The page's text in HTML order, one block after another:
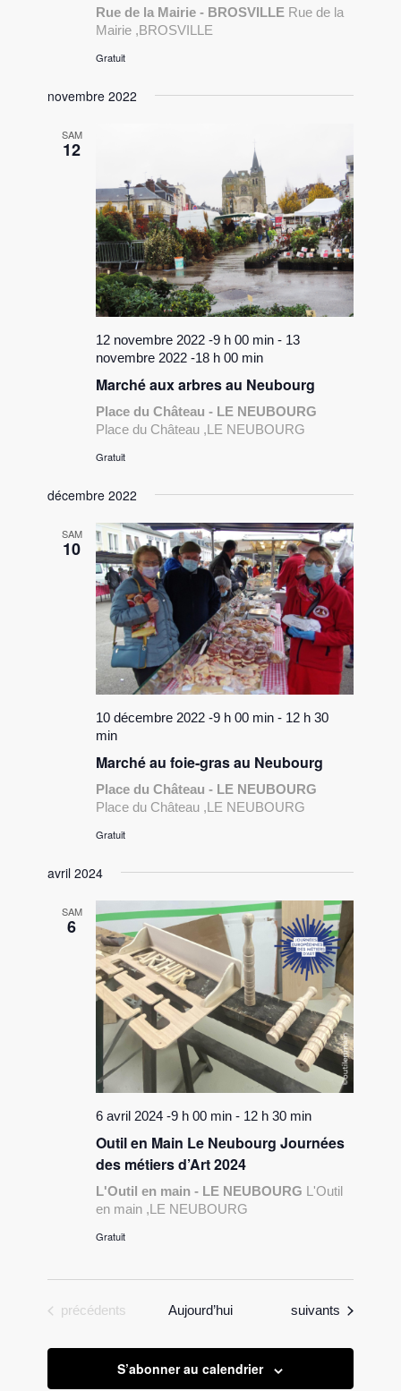
Rue de la Mairie - BROSVILLE Rue de la
Mairie ,BROSVILLE
Gratuit
novembre 2022
SAM
12
12 novembre 2022 -9 h 00 min - 13
novembre 2022 -18 h 00 min
Marché aux arbres au Neubourg
Place du Château - LE NEUBOURG
Place du Château ,LE NEUBOURG
Gratuit
décembre 2022
SAM
10
10 décembre 2022 -9 h 00 min - 12 h 30
min
Marché au foie-gras au Neubourg
Place du Château - LE NEUBOURG
Place du Château ,LE NEUBOURG
Gratuit
avril 2024
SAM
6
6 avril 2024 -9 h 00 min - 12 h 30 min
Outil en Main Le Neubourg Journées
des métiers d’Art 2024
L'Outil en main - LE NEUBOURG L'Outil
en main ,LE NEUBOURG
Gratuit
Évènements
précédents Aujourd’hui Évènements
suivants
S’abonner au calendrier